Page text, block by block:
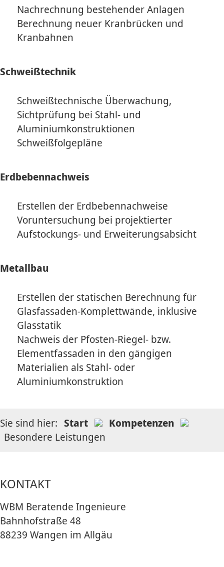
Nachrechnung bestehender Anlagen
Berechnung neuer Kranbrücken und
Kranbahnen
Schweißtechnik
Schweißtechnische Überwachung,
Sichtprüfung bei Stahl- und
Aluminiumkonstruktionen
Schweißfolgepläne
Erdbebennachweis
Erstellen der Erdbebennachweise
Voruntersuchung bei projektierter
Aufstockungs- und Erweiterungsabsicht
Metallbau
Erstellen der statischen Berechnung für
Glasfassaden-Komplettwände, inklusive
Glasstatik
Nachweis der Pfosten-Riegel- bzw.
Elementfassaden in den gängigen
Materialien als Stahl- oder
Aluminiumkonstruktion
Sie sind hier: Start
Kompetenzen
Besondere Leistungen
KONTAKT
WBM Beratende Ingenieure
Bahnhofstraße 48
88239 Wangen im Allgäu